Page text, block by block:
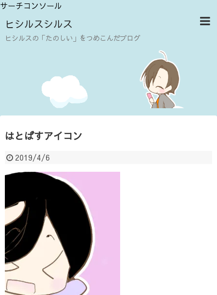
サーチコンソール
ヒシルスシルス
ヒシルスの「たのしい」をつめこんだブログ
はとばすアイコン
2019/4/6